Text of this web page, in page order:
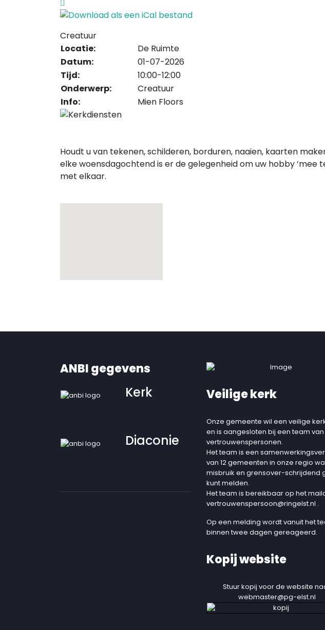
Creatuur
Locatie:
De Ruimte
Datum:
01-07-2026
Tijd:
10:00-12:00
Onderwerp:
Creatuur
Info:
Mien Floors
Houdt u van tekenen, schilderen, borduren, naaien, kaarten
elke woensdagochtend is er de gelegenheid om uw hobby ‘mee
met elkaar.
ANBI gegevens
Kerk
Diaconie
Veilige kerk
Onze gemeente wil een veilige
en is aangesloten bij een team van
vertrouwenspersonen.
Het team is een
van 12 gemeenten in onze regio
misbruik en grensover-schrijdend
kunt melden.
Het team is bereikbaar op het
vertrouwenspersoon@ringelst.nl .
Op een melding wordt vanuit het
binnen twee dagen gereageerd.
Kopij website
Stuur kopij voor de website
webmaster@pg-elst.nl